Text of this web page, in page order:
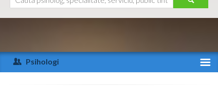
Arad
Arges
Ajutor
Psihologi